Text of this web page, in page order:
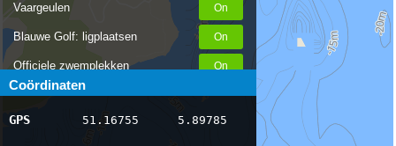
Vaargeulen
Blauwe Golf: ligplaatsen
Officiele zwemplekken
Stremmingen/hinder
AIS scheepsposities
Coördinaten
GPS 51.16755 5.89785